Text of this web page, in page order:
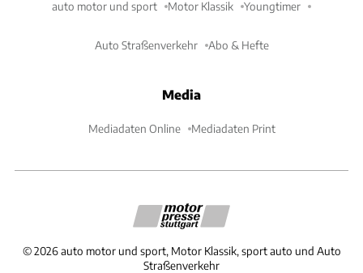
auto motor und sport Motor Klassik Youngtimer
Auto Straßenverkehr Abo & Hefte
Media
Mediadaten Online Mediadaten Print
©2026 auto motor und sport, Motor Klassik, sport auto und Auto
Straßenverkehr